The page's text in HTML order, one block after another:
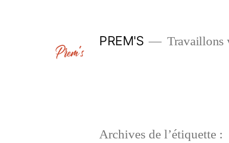
PREM'S Travaillons
Archives de l’étiquette :